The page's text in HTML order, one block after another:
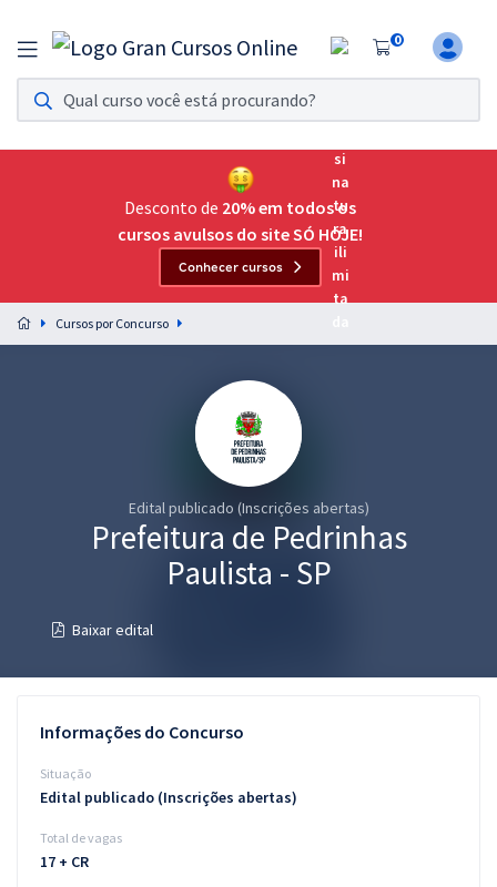
0
Assinatura Ilimitada 11
Acesso a todos os cursos. Teste grátis por 7 dias!
Assinatura OAB Até Passar
Acesso ilimitado a toda preparação para o Exame da
Preparação completa e intensiva para as principais
residências em saúde do Brasil
Questões grátis
Conteúdo gratuito
Aprovados
Desconto de 20% em todos os
cursos avulsos do site SÓ HOJE!
Conhecer cursos
Cursos por Concurso
Edital publicado (Inscrições abertas)
Prefeitura de Pedrinhas
Paulista - SP
Baixar edital
Informações do Concurso
Situação
Edital publicado (Inscrições abertas)
Total de vagas
17 + CR